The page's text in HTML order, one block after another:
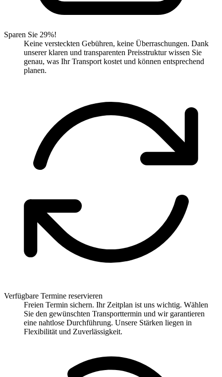
Sparen Sie 29%!
Keine versteckten Gebühren, keine Überraschungen. Dank
unserer klaren und transparenten Preisstruktur wissen Sie
genau, was Ihr Transport kostet und können entsprechend
planen.
Verfügbare Termine reservieren
Freien Termin sichern. Ihr Zeitplan ist uns wichtig. Wählen
Sie den gewünschten Transporttermin und wir garantieren
eine nahtlose Durchführung. Unsere Stärken liegen in
Flexibilität und Zuverlässigkeit.